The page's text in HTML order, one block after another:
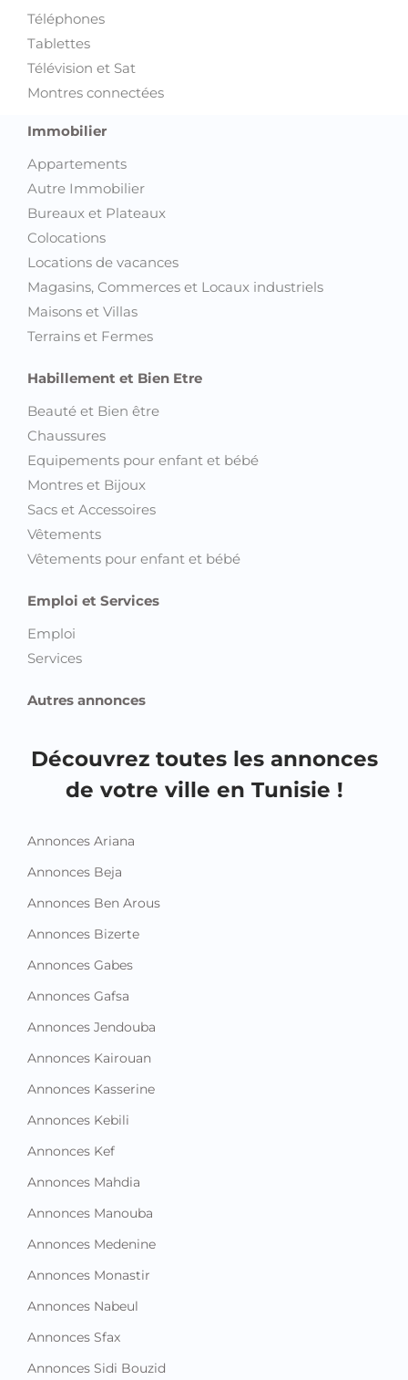
Téléphones
Tablettes
Télévision et Sat
Montres connectées
Immobilier
Appartements
Autre Immobilier
Bureaux et Plateaux
Colocations
Locations de vacances
Magasins, Commerces et Locaux industriels
Maisons et Villas
Terrains et Fermes
Habillement et Bien Etre
Beauté et Bien être
Chaussures
Equipements pour enfant et bébé
Montres et Bijoux
Sacs et Accessoires
Vêtements
Vêtements pour enfant et bébé
Emploi et Services
Emploi
Services
Autres annonces
Découvrez toutes les annonces
de votre ville en Tunisie !
Annonces Ariana
Annonces Beja
Annonces Ben Arous
Annonces Bizerte
Annonces Gabes
Annonces Gafsa
Annonces Jendouba
Annonces Kairouan
Annonces Kasserine
Annonces Kebili
Annonces Kef
Annonces Mahdia
Annonces Manouba
Annonces Medenine
Annonces Monastir
Annonces Nabeul
Annonces Sfax
Annonces Sidi Bouzid